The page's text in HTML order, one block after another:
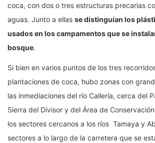
coca, con dos o tres estructuras precarias
aguas. Junto a ellas se distinguían los
usados en los campamentos que se
bosque.
Si bien en varios puntos de los tres
plantaciones de coca, hubo zonas con
las inmediaciones del río Callería, cerca del
Sierra del Divisor y del Área de
los sectores cercanos a los ríos Tamaya y
sectores a lo largo de la carretera que se